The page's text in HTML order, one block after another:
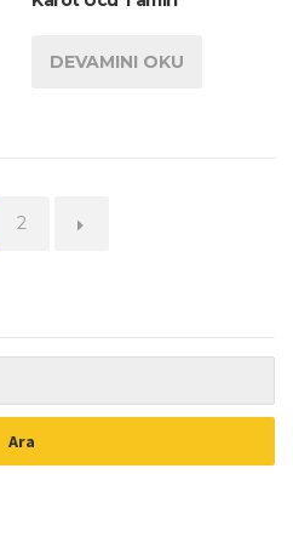
DEVAMINI OKU
2 →
Ara